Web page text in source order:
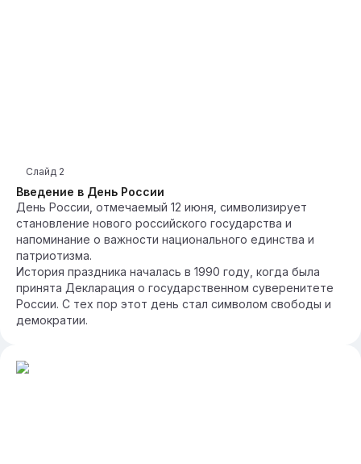
Введение в День России
Слайд 2
День России, отмечаемый 12 июня, символизирует
становление нового российского государства и
напоминание о важности национального единства и
патриотизма.
История праздника началась в 1990 году, когда была
принята Декларация о государственном суверенитете
России. С тех пор этот день стал символом свободы и
демократии.